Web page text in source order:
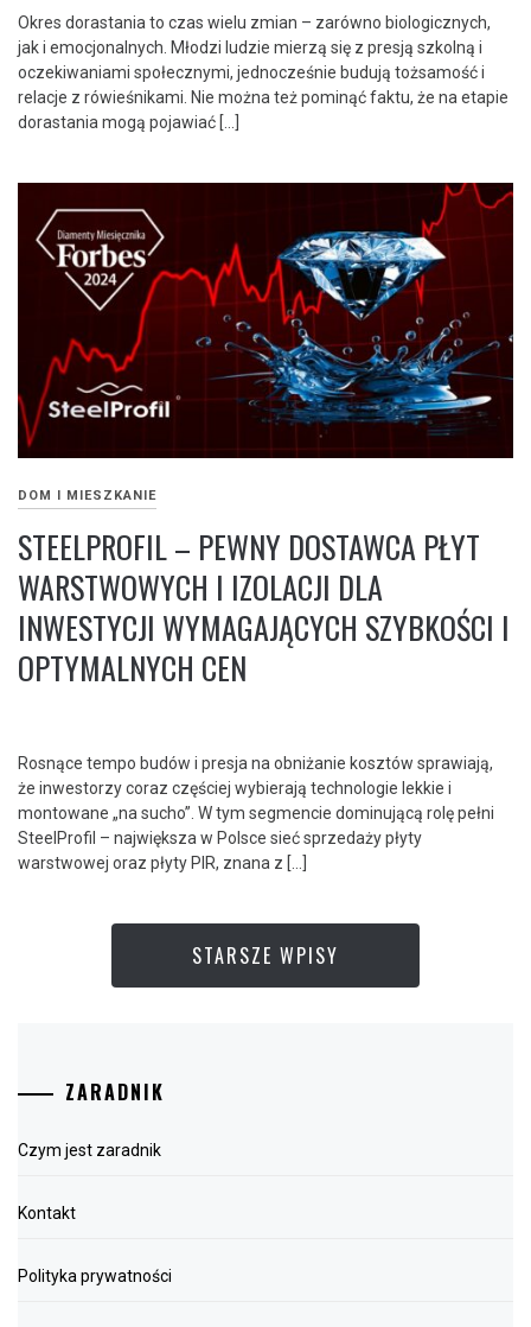
Okres dorastania to czas wielu zmian – zarówno biologicznych,
jak i emocjonalnych. Młodzi ludzie mierzą się z presją szkolną i
oczekiwaniami społecznymi, jednocześnie budują tożsamość i
relacje z rówieśnikami. Nie można też pominąć faktu, że na etapie
dorastania mogą pojawiać […]
DOM I MIESZKANIE
STEELPROFIL – PEWNY DOSTAWCA PŁYT
WARSTWOWYCH I IZOLACJI DLA
INWESTYCJI WYMAGAJĄCYCH SZYBKOŚCI I
OPTYMALNYCH CEN
Rosnące tempo budów i presja na obniżanie kosztów sprawiają,
że inwestorzy coraz częściej wybierają technologie lekkie i
montowane „na sucho”. W tym segmencie dominującą rolę pełni
SteelProfil – największa w Polsce sieć sprzedaży płyty
warstwowej oraz płyty PIR, znana z […]
STARSZE WPISY
ZARADNIK
Czym jest zaradnik
Kontakt
Polityka prywatności